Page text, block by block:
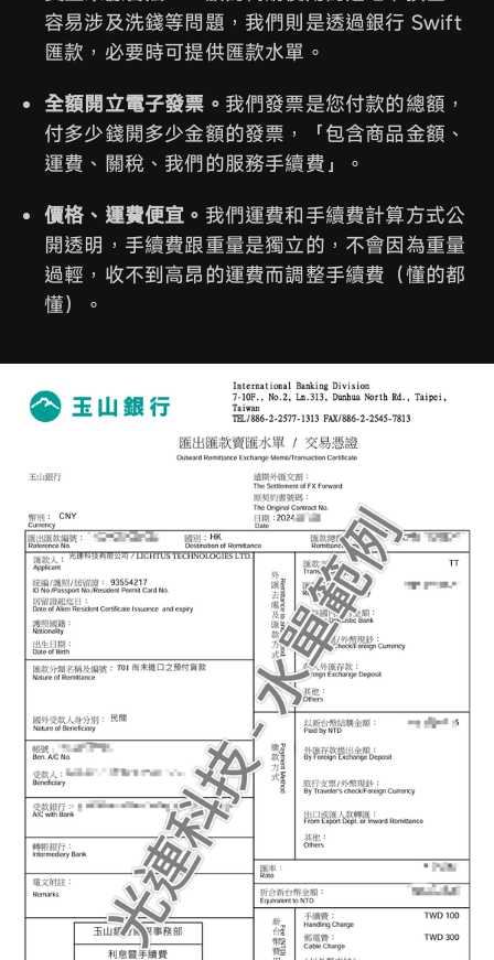
容易涉及洗錢等問題，我們則是透過銀行 Swift
匯款，必要時可提供匯款水單。
全額開立電子發票。 我們發票是您付款的總額，
付多少錢開多少金額的發票，「包含商品金額、
運費、關稅、我們的服務手續費」。
價格、運費便宜。 我們運費和手續費計算方式公
開透明，手續費跟重量是獨立的，不會因為重量
過輕，收不到高昂的運費而調整手續費（懂的都
懂）。